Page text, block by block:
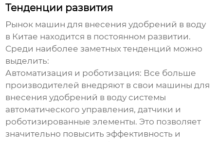
Тенденции развития
Рынок машин для внесения удобрений в воду
в Китае находится в постоянном развитии.
Среди наиболее заметных тенденций можно
выделить:
Автоматизация и роботизация: Все больше
производителей внедряют в свои машины для
внесения удобрений в воду системы
автоматического управления, датчики и
роботизированные элементы. Это позволяет
значительно повысить эффективность и